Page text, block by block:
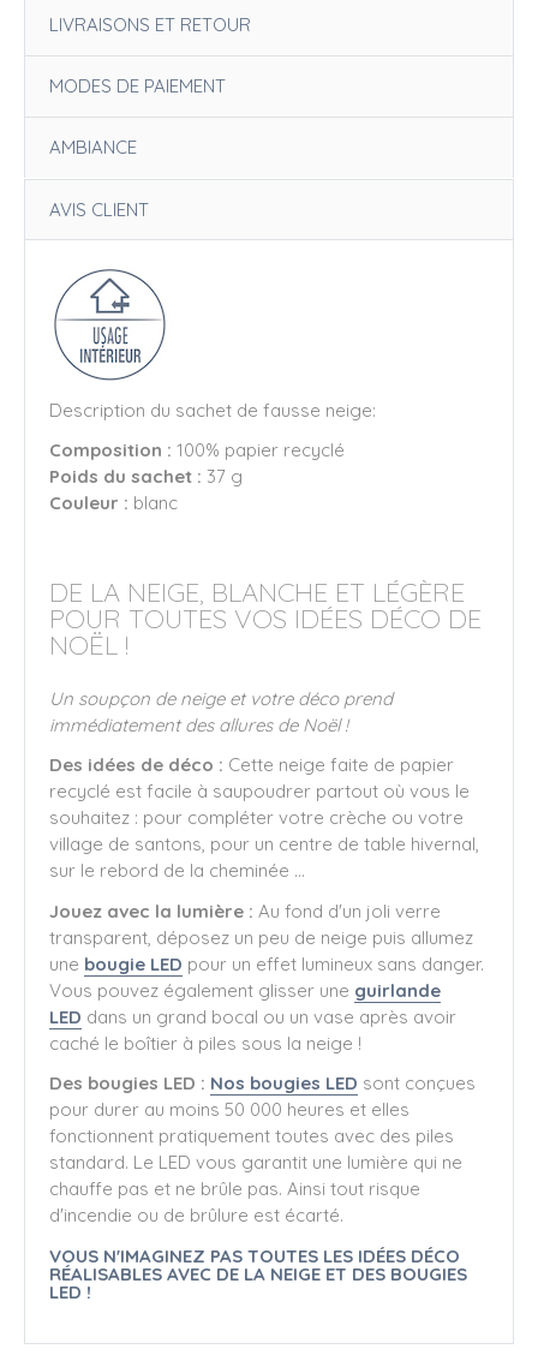
LIVRAISONS ET RETOUR
MODES DE PAIEMENT
AMBIANCE
AVIS CLIENT
Description du sachet de fausse neige:
Composition : 100% papier recyclé
Poids du sachet : 37 g
Couleur : blanc
DE LA NEIGE, BLANCHE ET LÉGÈRE
POUR TOUTES VOS IDÉES DÉCO DE
NOËL !
Un soupçon de neige et votre déco prend
immédiatement des allures de Noël !
Des idées de déco : Cette neige faite de papier
recyclé est facile à saupoudrer partout où vous le
souhaitez : pour compléter votre crèche ou votre
village de santons, pour un centre de table hivernal,
sur le rebord de la cheminée ...
Jouez avec la lumière : Au fond d'un joli verre
transparent, déposez un peu de neige puis allumez
une bougie LED pour un effet lumineux sans danger.
Vous pouvez également glisser une guirlande
LED dans un grand bocal ou un vase après avoir
caché le boîtier à piles sous la neige !
Des bougies LED : Nos bougies LED sont conçues
pour durer au moins 50 000 heures et elles
fonctionnent pratiquement toutes avec des piles
standard. Le LED vous garantit une lumière qui ne
chauffe pas et ne brûle pas. Ainsi tout risque
d'incendie ou de brûlure est écarté.
VOUS N'IMAGINEZ PAS TOUTES LES IDÉES DÉCO
RÉALISABLES AVEC DE LA NEIGE ET DES BOUGIES
LED !